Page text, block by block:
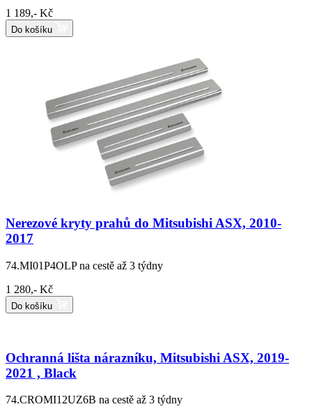
1 189,- Kč
Do košíku
Nerezové kryty prahů do Mitsubishi ASX, 2010-
2017
74.MI01P4OLP na cestě až 3 týdny
1 280,- Kč
Do košíku
Ochranná lišta nárazníku, Mitsubishi ASX, 2019-
2021 , Black
74.CROMI12UZ6B na cestě až 3 týdny